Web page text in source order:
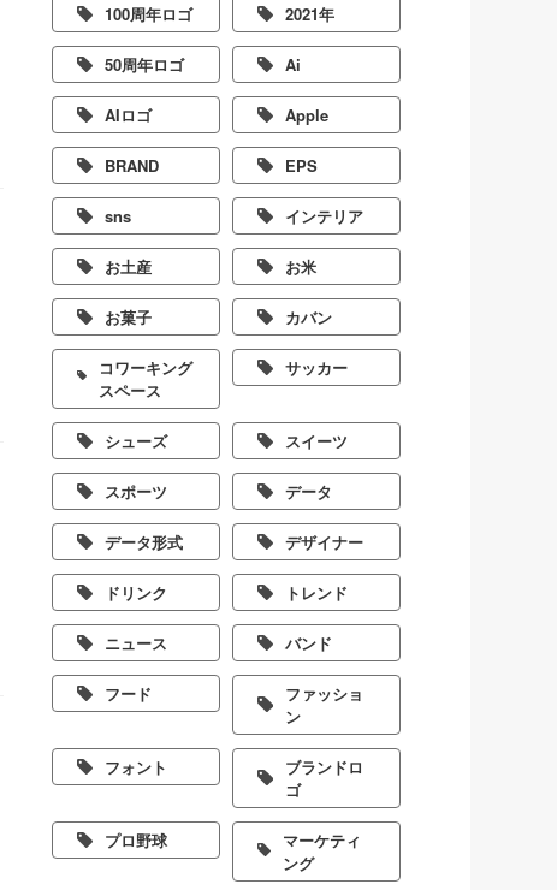
100周年ロゴ 2021年
50周年ロゴ Ai
AIロゴ Apple
BRAND EPS
sns インテリア
お土産 お米
お菓子 カバン
コワーキング
スペース
サッカー
シューズ スイーツ
スポーツ データ
データ形式 デザイナー
ドリンク トレンド
ニュース バンド
フード
ファッショ
ン
フォント
ブランドロ
ゴ
プロ野球
マーケティ
ング